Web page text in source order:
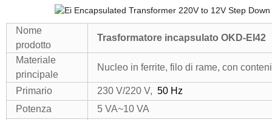
Nome
prodotto
Trasformatore incapsulato OKD-EI42
Materiale
principale
Nucleo in ferrite, filo di rame, con
Primario 230 V/220 V, 50 Hz
Potenza
5 VA~10 VA